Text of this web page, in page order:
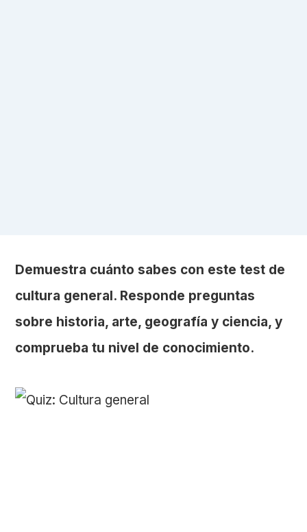
Demuestra cuánto sabes con este test de
cultura general. Responde preguntas
sobre historia, arte, geografía y ciencia, y
comprueba tu nivel de conocimiento.